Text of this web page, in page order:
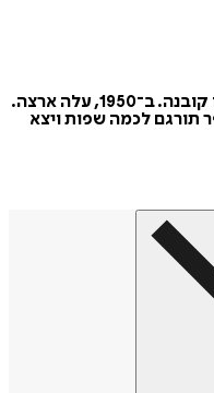
עם כינור״ (2004). הספר תורגם לכמה שפות ויצא